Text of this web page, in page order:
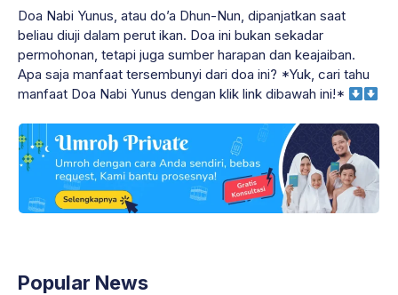
Doa Nabi Yunus, atau do’a Dhun-Nun, dipanjatkan saat
beliau diuji dalam perut ikan. Doa ini bukan sekadar
permohonan, tetapi juga sumber harapan dan keajaiban.
Apa saja manfaat tersembunyi dari doa ini? *Yuk, cari tahu
manfaat Doa Nabi Yunus dengan klik link dibawah ini!*
Popular News